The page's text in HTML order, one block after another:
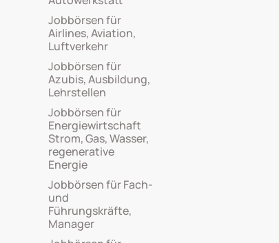
Jobbörsen für
Airlines, Aviation,
Luftverkehr
Jobbörsen für
Azubis, Ausbildung,
Lehrstellen
Jobbörsen für
Energiewirtschaft
Strom, Gas, Wasser,
regenerative
Energie
Jobbörsen für Fach-
und
Führungskräfte,
Manager